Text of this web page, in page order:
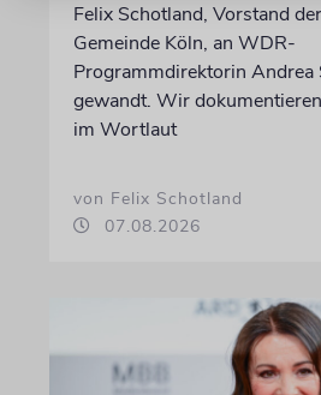
Felix Schotland, Vorstand
Gemeinde Köln, an WDR-
Programmdirektorin Andrea
gewandt. Wir
im Wortlaut
von Felix Schotland
07.08.2026